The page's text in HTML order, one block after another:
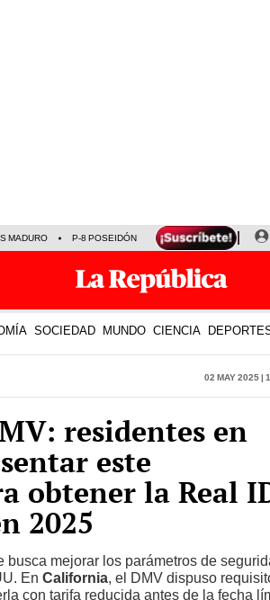
MADURO P-8 POSEIDÓN
SOCIEDAD MUNDO CIENCIA
02 May 2025 |
residentes en
este
obtener la Real
2025
mejorar los parámetros de
En California, el DMV dispuso
con tarifa reducida antes de la fecha